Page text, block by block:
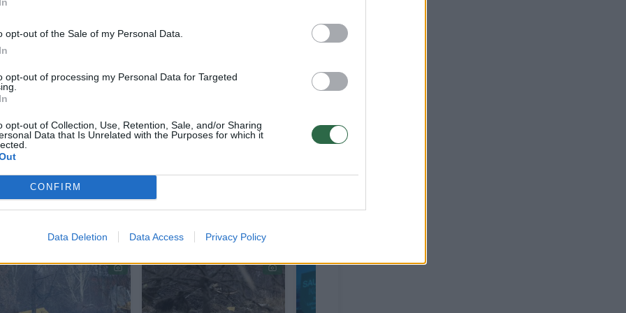
opt-out of the Sale of my Personal Data.
opt-out of processing my Personal Data for Targeted
opt-out of Collection, Use, Retention, Sale, and/or Sharing
Data that Is Unrelated with the Purposes for which it
CONFIRM
Data Deletion Data Access Privacy Policy
veiksmų.
tyrimo tikslas yra užkirsti kelią avarijoms ateityje.
kas kaltas ar atsakingas. Saugos tyrimas yra
administracinio proceso, kuriuo siekiama
nėra su juo susiję ir neturi jam poveikio“, –